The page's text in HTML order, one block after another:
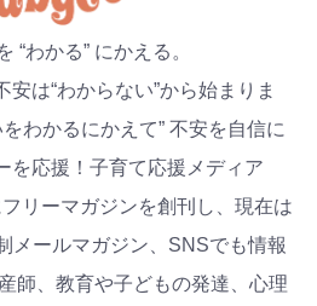
“わかる” にかえる。
は“わからない”から始まりま
わかるにかえて” 不安を自信に
を応援！子育て応援メディア
リーマガジンを創刊し、現在は
メールマガジン、SNSでも情報
師、教育や子どもの発達、心理